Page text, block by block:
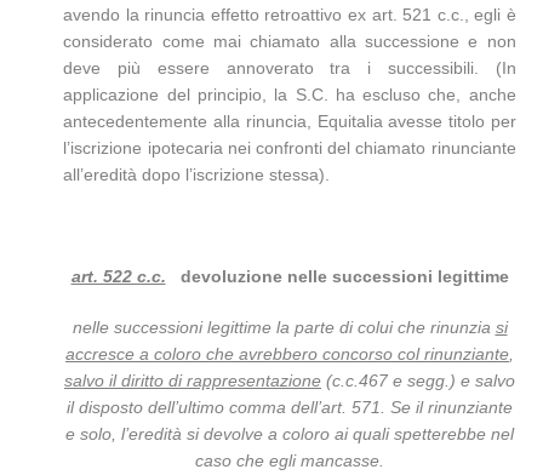
avendo la rinuncia effetto retroattivo ex art. 521 c.c., egli è
considerato come mai chiamato alla successione e non
deve più essere annoverato tra i successibili. (In
applicazione del principio, la S.C. ha escluso che, anche
antecedentemente alla rinuncia, Equitalia avesse titolo per
l’iscrizione ipotecaria nei confronti del chiamato rinunciante
all’eredità dopo l’iscrizione stessa).
art. 522 c.c. devoluzione nelle successioni legittime
nelle successioni legittime la parte di colui che rinunzia si
accresce a coloro che avrebbero concorso col rinunziante
salvo il diritto di rappresentazione (c.c.467 e segg.) e salvo
il disposto dell’ultimo comma dell’art. 571. Se il rinunziante
e solo, l’eredità si devolve a coloro ai quali spetterebbe nel
caso che egli mancasse.